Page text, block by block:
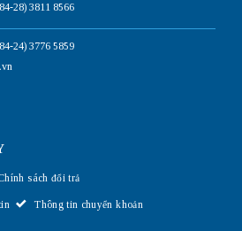
28) 3811 8566
24) 3776 5859
sách đổi trả
Thông tin chuyển khoản